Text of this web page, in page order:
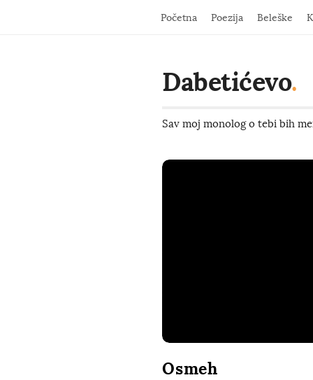
Početna Poezija Beleške
Dabetićevo.
Sav moj monolog o tebi bih
Osmeh